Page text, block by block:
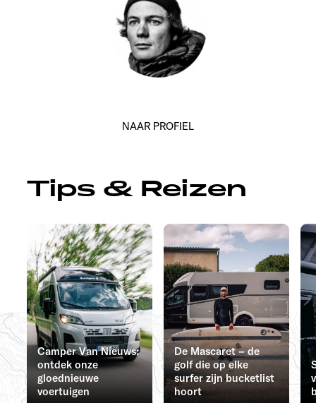
NAAR PROFIEL
Tips & Reizen
Camper Van Nieuws:
ontdek onze
gloednieuwe
voertuigen
De Mascaret – de
golf die op elke
surfer zijn bucketlist
hoort